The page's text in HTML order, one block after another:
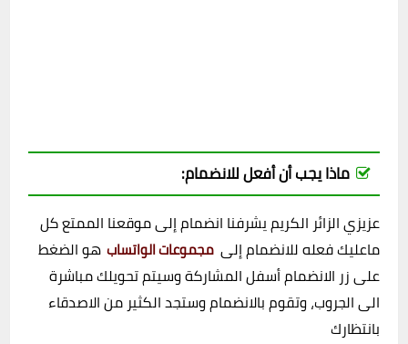
ماذا يجب أن أفعل للانضمام:
عزيزي الزائر الكريم يشرفنا انضمام إلى موقعنا الممتع كل
ماعليك فعله للانضمام إلى مجموعات الواتساب هو الضغط
على زر الانضمام أسفل المشاركة وسيتم تحويلك مباشرة
الى الجروب، وتقوم بالانضمام وستجد الكثير من الاصدقاء
بانتظارك